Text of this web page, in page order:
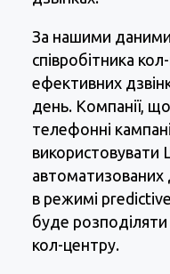
За нашими
співробітника
ефективних
день. Компанії,
телефонні
використовувати
автоматизованих
в режимі
буде розподіляти
кол-центру.